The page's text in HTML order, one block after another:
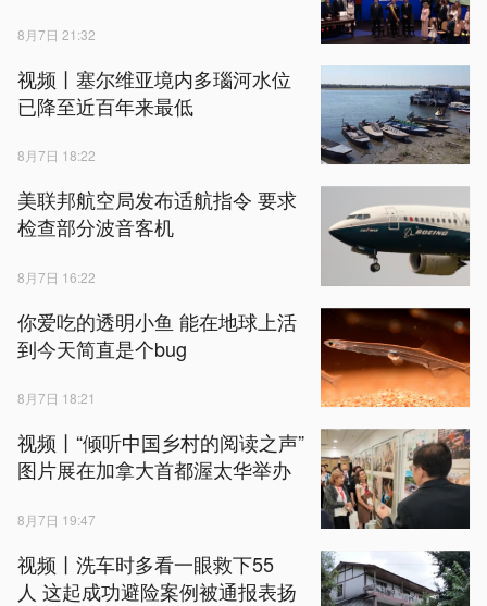
8月7日 21:32
视频丨塞尔维亚境内多瑙河水位
已降至近百年来最低
8月7日 18:22
美联邦航空局发布适航指令 要求
检查部分波音客机
8月7日 16:22
你爱吃的透明小鱼 能在地球上活
到今天简直是个bug
8月7日 18:21
视频丨“倾听中国乡村的阅读之声”
图片展在加拿大首都渥太华举办
8月7日 19:47
视频丨洗车时多看一眼救下55
人 这起成功避险案例被通报表扬